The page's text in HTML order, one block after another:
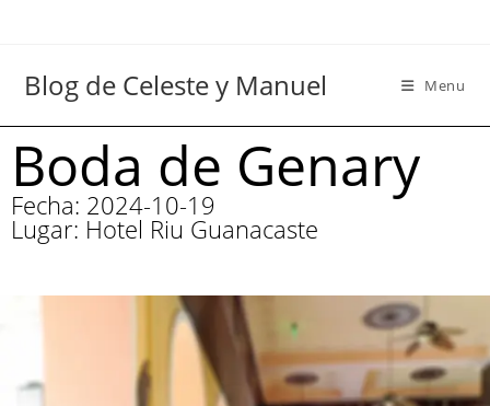
Blog de Celeste y Manuel Menu
Boda de Genary
Fecha: 2024-10-19
Lugar: Hotel Riu Guanacaste